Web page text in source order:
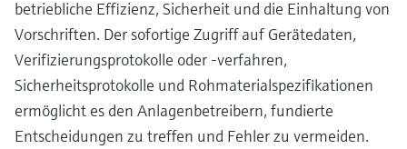
betriebliche Effizienz, Sicherheit und die Einhaltung von
Vorschriften. Der sofortige Zugriff auf Gerätedaten,
Verifizierungsprotokolle oder -verfahren,
Sicherheitsprotokolle und Rohmaterialspezifikationen
ermöglicht es den Anlagenbetreibern, fundierte
Entscheidungen zu treffen und Fehler zu vermeiden.